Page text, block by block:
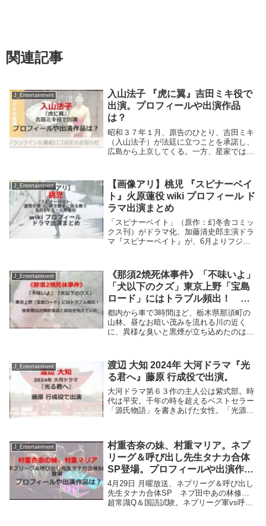
関連記事
J_Entertainment
入山法子 『虎に翼』吉田ミキ役で
出演。プロフィールや出演作品
は？
昭和３７年１月、原告のひとり、吉田ミキ
（入山法子）が法廷に立つことを承諾し、
広島から上京してくる。一方、星家ではの
う。登戸の猪爪家に連絡したら大ごとにな
ると考えた寅子...
J_Entertainment
【画像アリ】桃児 『スピナーベイ
ト』火原蓮役 wiki プロフィール ド
ラマ出演まとめ
「スピナーベイト」（原作：幻冬舎コミッ
クス刊）がドラマ化、加藤清史郎主演ドラ
マ『スピナーベイト』が、6月よりフジテ
に振る舞い、先輩の三井宏太(加藤清史郎)
や内新次郎...
J_Entertainment
《那須2焼死体事件》「不味いよ」
「犬以下のクズ」東京上野「宝島
ロード」にはトラブル頻出！ 被
害者は近隣飲食店と訴訟を抱えて
いた
都内から車で3時間ほど、栃木県那須町の
山林。昼なお暗い茂みを流れる川の近く
に、異様な臭いと黒煙が立ち込めたのは4
ネキンのようなものが燃えている』でした
が、地元警察...
J_Entertainment
渡辺 大知 2024年 大河ドラマ『光
る君へ』藤原 行成役で出演。
大河ドラマ第６３作の主人公は紫式部。時
代は平安。千年の時を超えるベストセラー
「源氏物語」を書きあげた女性。「光源
その名は藤原道長。変わりゆく世を自らの
才能と努力で生...
J_Entertainment
村重杏奈の妹、村重マリア。ネプ
リーグ＆呼び出し先生タナカ合体
SP登場。プロフィールや出演作品
は？
4月29日 月曜放送、ネプリーグ＆呼び出し
先生タナカ合体SP ネプ田中あの林修…
超常識Q＆国語試験。ネプリーグ軍vs呼び